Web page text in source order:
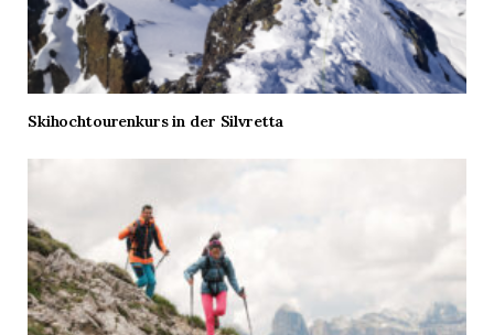
Skihochtourenkurs in der Silvretta